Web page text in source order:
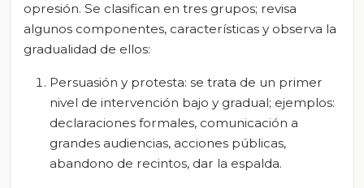
opresión. Se clasifican en tres grupos; revisa
algunos componentes, características y observa la
gradualidad de ellos:
Persuasión y protesta: se trata de un primer
nivel de intervención bajo y gradual; ejemplos:
declaraciones formales, comunicación a
grandes audiencias, acciones públicas,
abandono de recintos, dar la espalda.